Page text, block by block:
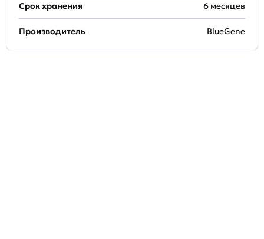
Срок хранения 6 месяцев
Производитель BlueGene